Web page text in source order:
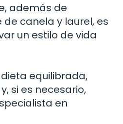
además de
canela y laurel, es
un estilo de vida
equilibrada,
si es necesario,
en